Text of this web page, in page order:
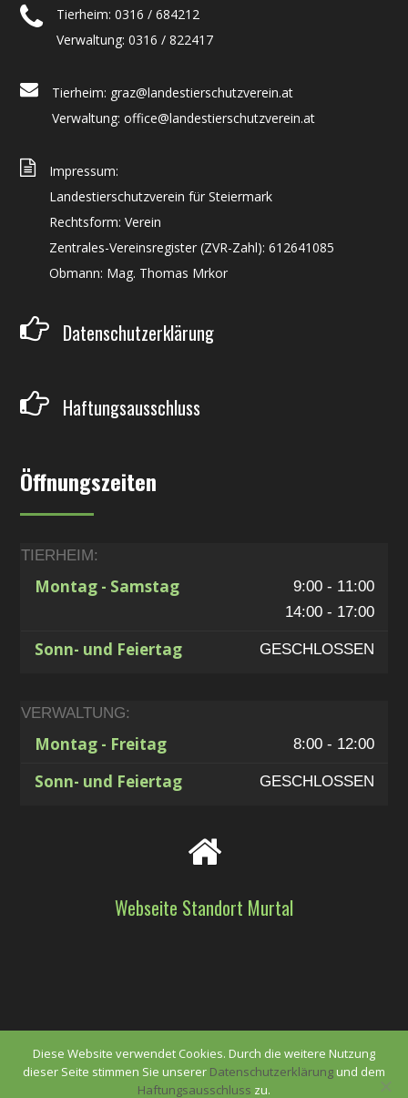
Tierheim: 0316 / 684212
Verwaltung: 0316 / 822417
Tierheim: graz@landestierschutzverein.at
Verwaltung: office@landestierschutzverein.at
Impressum:
Landestierschutzverein für Steiermark
Rechtsform: Verein
Zentrales-Vereinsregister (ZVR-Zahl): 612641085
Obmann: Mag. Thomas Mrkor
Datenschutzerklärung
Haftungsausschluss
Öffnungszeiten
TIERHEIM:
Montag - Samstag
9:00 - 11:00
14:00 - 17:00
Sonn- und Feiertag GESCHLOSSEN
VERWALTUNG:
Montag - Freitag 8:00 - 12:00
Sonn- und Feiertag GESCHLOSSEN
Webseite Standort Murtal
Diese Website verwendet Cookies. Durch die weitere Nutzung
dieser Seite stimmen Sie unserer Datenschutzerklärungund dem
Haftungsausschluss zu.